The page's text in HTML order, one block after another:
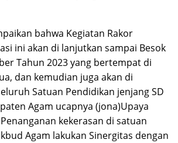
bahwa Kegiatan Rakor
ini akan di lanjutkan sampai Besok
Tahun 2023 yang bertempat di
dan kemudian juga akan di
Satuan Pendidikan jenjang SD
Agam ucapnya (jona)Upaya
kekerasan di satuan
Agam lakukan Sinergitas dengan